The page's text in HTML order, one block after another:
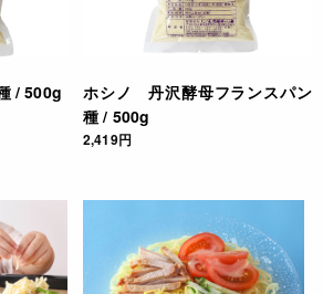
/ 500g
ホシノ 丹沢酵母フランスパン
種 / 500g
2,419円